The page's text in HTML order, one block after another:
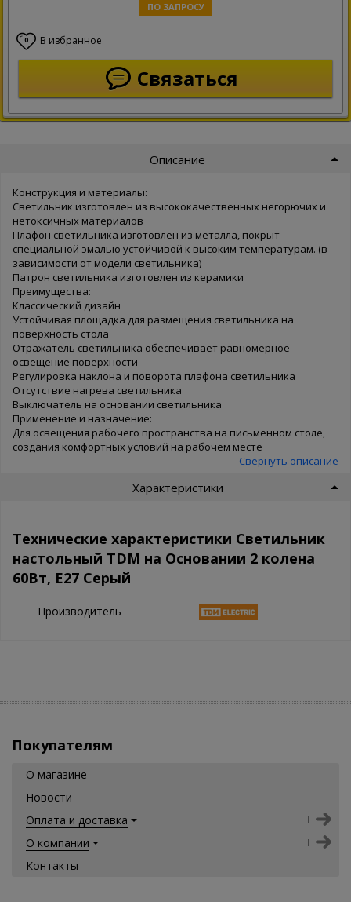
ПО ЗАПРОСУ
0 В избранное
Связаться
Описание
Конструкция и материалы:
Светильник изготовлен из высококачественных негорючих и
нетоксичных материалов
Плафон светильника изготовлен из металла, покрыт
специальной эмалью устойчивой к высоким температурам. (в
зависимости от модели светильника)
Патрон светильника изготовлен из керамики
Преимущества:
Классический дизайн
Устойчивая площадка для размещения светильника на
поверхность стола
Отражатель светильника обеспечивает равномерное
освещение поверхности
Регулировка наклона и поворота плафона светильника
Отсутствие нагрева светильника
Выключатель на основании светильника
Применение и назначение:
Для освещения рабочего пространства на письменном столе,
создания комфортных условий на рабочем месте
Свернуть описание
Характеристики
Технические характеристики Светильник
настольный TDM на Основании 2 колена
60Вт, E27 Серый
Производитель
Покупателям
О магазине
Новости
Оплата и доставка
О компании
Контакты